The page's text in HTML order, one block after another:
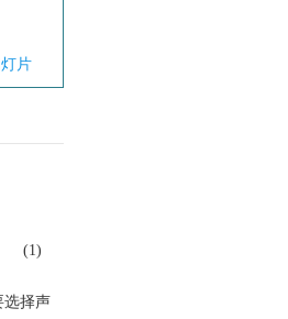
片
(1)
选择声